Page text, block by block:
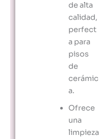
de alta
calidad,
perfect
a para
pisos
de
cerámic
a.
Ofrece
una
limpieza